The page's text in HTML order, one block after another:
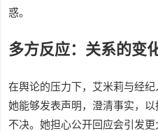
惑。
多方反应：关系的变
在舆论的压力下，艾米莉与经
她能够发表声明，澄清事实，
不决。她担心公开回应会引发